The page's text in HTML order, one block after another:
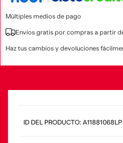
Múltiples medios de pago
Envíos gratis por compras a partir
Haz tus cambios y devoluciones
: A11881068LP